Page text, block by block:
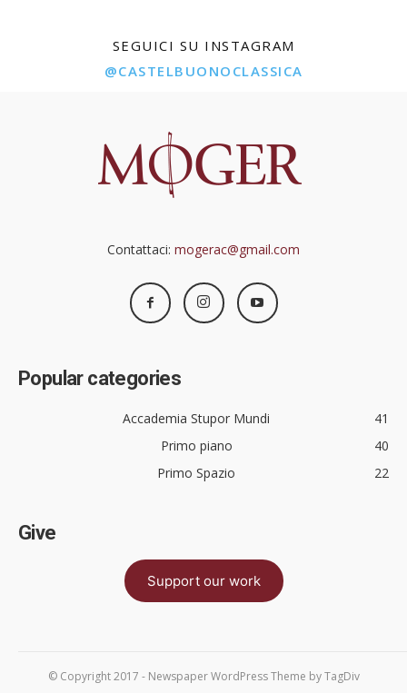
SEGUICI SU INSTAGRAM
@CASTELBUONOCLASSICA
Contattaci: mogerac@gmail.com
Popular categories
Accademia Stupor Mundi
41
Primo piano
40
Primo Spazio
22
Give
Support our work
© Copyright 2017 - Newspaper WordPress Theme by TagDiv